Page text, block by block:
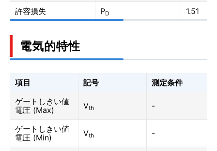
許容損失
PD 1.51
電気的特性
項目 記号
測定条件
ゲートしきい値
電圧 (Max)
Vth -
ゲートしきい値
電圧 (Min)
Vth -